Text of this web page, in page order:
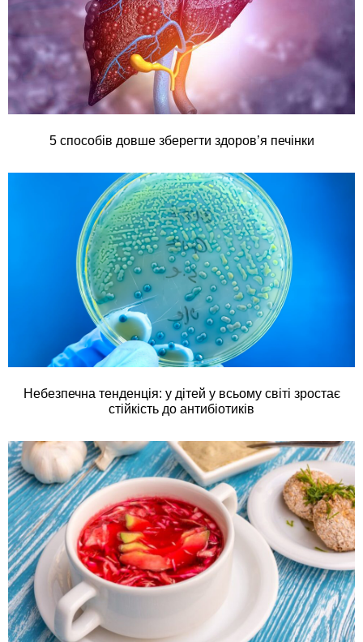
5 способів довше зберегти здоров’я печінки
Небезпечна тенденція: у дітей у всьому світі зростає
стійкість до антибіотиків